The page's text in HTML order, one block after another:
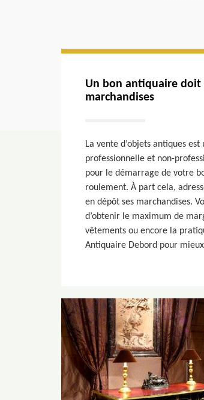
Un bon antiquaire doit
marchandises
La vente d’objets antiques
professionnelle et non-
pour le démarrage de votre
roulement. À part cela,
en dépôt ses marchandises.
d’obtenir le maximum de
vêtements ou encore la
Antiquaire Debord pour